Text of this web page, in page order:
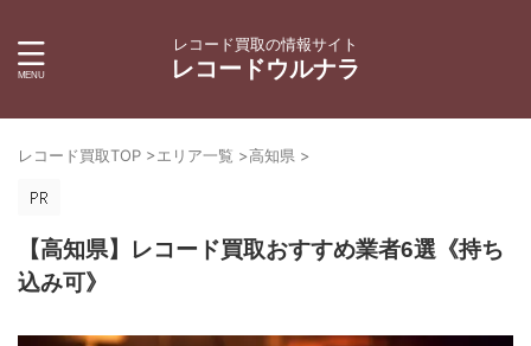
レコード買取の情報サイト
レコードウルナラ
レコード買取TOP >エリア一覧 >高知県 >
【高知県】レコード買取おすすめ業者6選《持ち
込み可》